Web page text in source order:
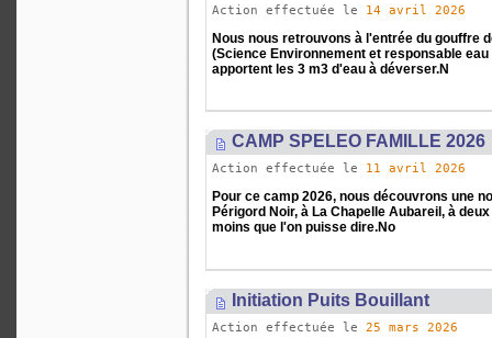
Action effectuée le 14 avril 2026
Nous nous retrouvons à l'entrée du gouffre
(Science Environnement et responsable
apportent les 3 m3 d'eau à déverser.N
CAMP SPELEO FAMILLE 2026
Action effectuée le 11 avril 2026
Pour ce camp 2026, nous découvrons une
Périgord Noir, à La Chapelle Aubareil, à
moins que l'on puisse dire.No
Initiation Puits Bouillant
Action effectuée le 25 mars 2026